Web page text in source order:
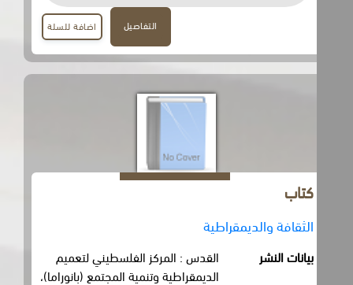
اضافة للسلة
الثقافة والديمقراطية
بيانات النشر
القدس : المركز الفلسطيني لتعميم
الديمقراطية وتنمية المجتمع (بانوراما)،